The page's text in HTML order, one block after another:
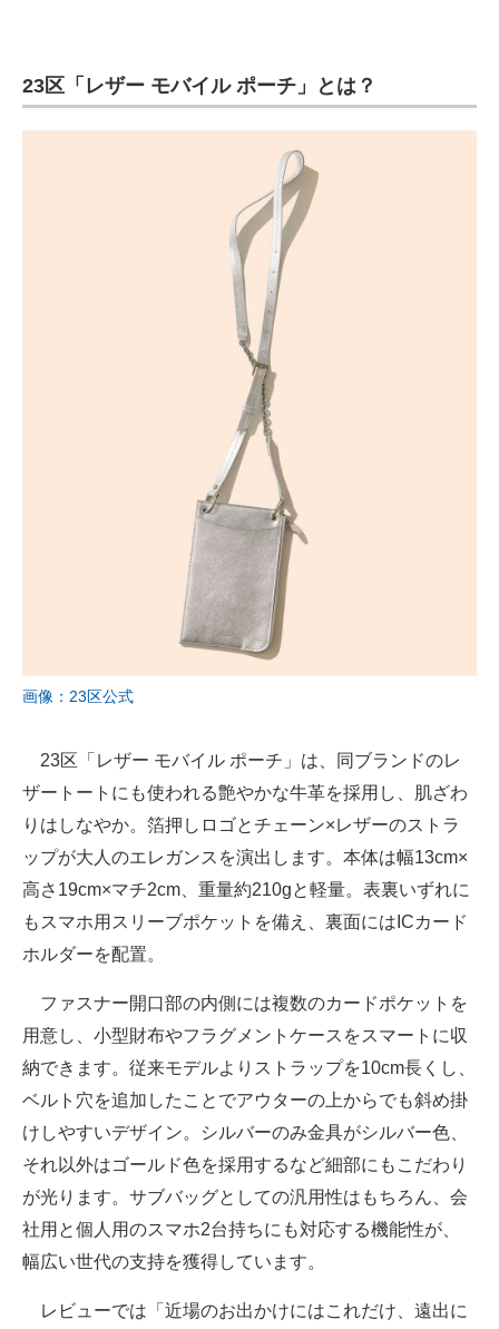
23区「レザー モバイル ポーチ」とは？
画像：23区公式
23区「レザー モバイル ポーチ」は、同ブランドのレ
ザートートにも使われる艶やかな牛革を採用し、肌ざわ
りはしなやか。箔押しロゴとチェーン×レザーのストラ
ップが大人のエレガンスを演出します。本体は幅13cm×
高さ19cm×マチ2cm、重量約210gと軽量。表裏いずれに
もスマホ用スリーブポケットを備え、裏面にはICカード
ホルダーを配置。
ファスナー開口部の内側には複数のカードポケットを
用意し、小型財布やフラグメントケースをスマートに収
納できます。従来モデルよりストラップを10cm長くし、
ベルト穴を追加したことでアウターの上からでも斜め掛
けしやすいデザイン。シルバーのみ金具がシルバー色、
それ以外はゴールド色を採用するなど細部にもこだわり
が光ります。サブバッグとしての汎用性はもちろん、会
社用と個人用のスマホ2台持ちにも対応する機能性が、
幅広い世代の支持を獲得しています。
レビューでは「近場のお出かけにはこれだけ、遠出に